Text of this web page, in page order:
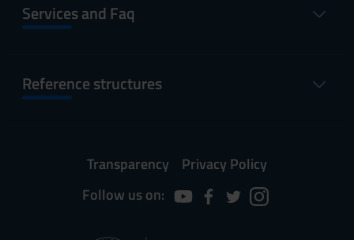
Services and Faq
Reference structures
Transparency
Privacy Policy
Follow us on: